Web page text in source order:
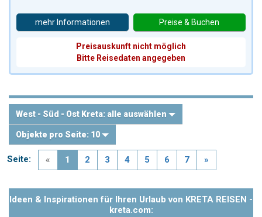
mehr Informationen
Preisauskunft nicht möglich
Bitte Reisedaten angegeben
Preise & Buchen
West - Süd - Ost Kreta: alle auswählen
Objekte pro Seite: 10
Seite: « 1 2 3 4 5 6 7 »
Ideen & Inspirationen für Ihren Urlaub von KRETA REISEN -
kreta.com: